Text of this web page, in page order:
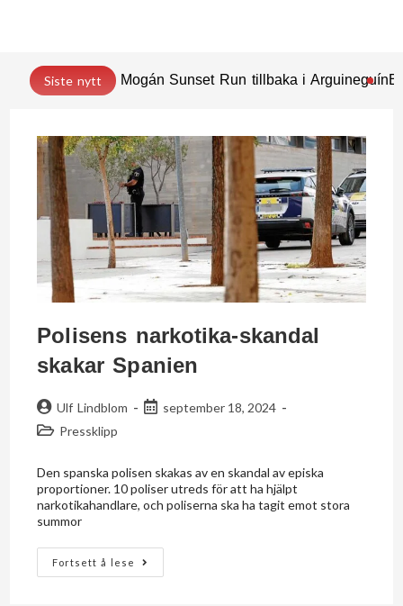
Siste nytt Mogán Sunset Run tillbaka i Arguineguín
Polisens narkotika-skandal
skakar Spanien
Ulf Lindblom
september 18, 2024
Pressklipp
Den spanska polisen skakas av en skandal av episka
proportioner. 10 poliser utreds för att ha hjälpt
narkotikahandlare, och poliserna ska ha tagit emot stora
summor
Fortsett å lese